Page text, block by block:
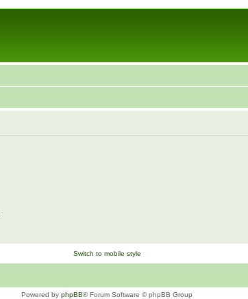
Switch to mobile style
Powered by phpBB® Forum Software © phpBB Group